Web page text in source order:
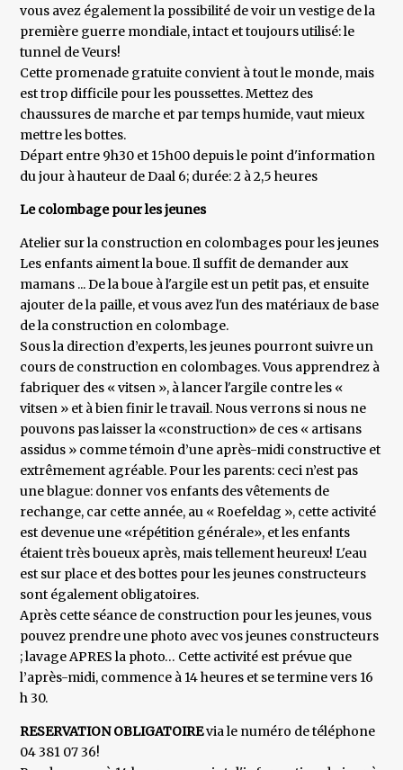
vous avez également la possibilité de voir un vestige de la
première guerre mondiale, intact et toujours utilisé: le
tunnel de Veurs!
Cette promenade gratuite convient à tout le monde, mais
est trop difficile pour les poussettes. Mettez des
chaussures de marche et par temps humide, vaut mieux
mettre les bottes.
Départ entre 9h30 et 15h00 depuis le point d'information
du jour à hauteur de Daal 6; durée: 2 à 2,5 heures
Le colombage pour les jeunes
Atelier sur la construction en colombages pour les jeunes
Les enfants aiment la boue. Il suffit de demander aux
mamans ... De la boue à l'argile est un petit pas, et ensuite
ajouter de la paille, et vous avez l'un des matériaux de base
de la construction en colombage.
Sous la direction d’experts, les jeunes pourront suivre un
cours de construction en colombages. Vous apprendrez à
fabriquer des « vitsen », à lancer l'argile contre les «
vitsen » et à bien finir le travail. Nous verrons si nous ne
pouvons pas laisser la «construction» de ces « artisans
assidus » comme témoin d’une après-midi constructive et
extrêmement agréable. Pour les parents: ceci n’est pas
une blague: donner vos enfants des vêtements de
rechange, car cette année, au « Roefeldag », cette activité
est devenue une «répétition générale», et les enfants
étaient très boueux après, mais tellement heureux! L'eau
est sur place et des bottes pour les jeunes constructeurs
sont également obligatoires.
Après cette séance de construction pour les jeunes, vous
pouvez prendre une photo avec vos jeunes constructeurs
; lavage APRES la photo… Cette activité est prévue que
l’après-midi, commence à 14 heures et se termine vers 16
h 30.
RESERVATION OBLIGATOIREvia le numéro de téléphone
04 381 07 36!